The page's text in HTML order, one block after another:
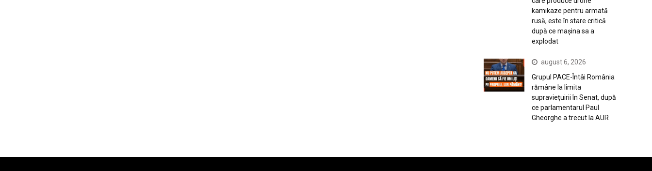
kamikaze pentru armată
rusă, este în stare critică
după ce mașina sa a
explodat
august 6, 2026
Grupul PACE-Întâi România
rămâne la limita
supraviețuirii în Senat, după
ce parlamentarul Paul
Gheorghe a trecut la AUR